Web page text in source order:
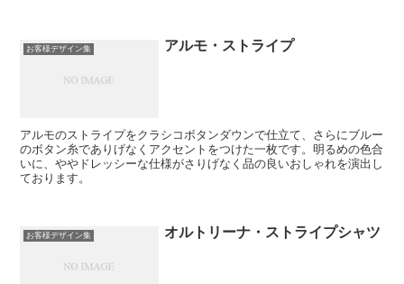
お客様デザイン集 アルモ・ストライプ
アルモのストライプをクラシコボタンダウンで仕立て、さらにブルー
のボタン糸でありげなくアクセントをつけた一枚です。明るめの色合
いに、ややドレッシーな仕様がさりげなく品の良いおしゃれを演出し
ております。
お客様デザイン集 オルトリーナ・ストライプシャツ